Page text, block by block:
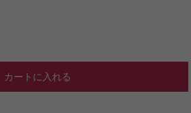
カートに入れる